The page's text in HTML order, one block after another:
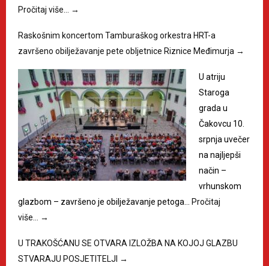
Pročitaj više… →
Raskošnim koncertom Tamburaškog orkestra HRT-a
završeno obilježavanje pete obljetnice Riznice Međimurja →
U atriju
Staroga
grada u
Čakovcu 10.
srpnja uvečer
na najljepši
način –
vrhunskom
glazbom – završeno je obilježavanje petoga… Pročitaj
više… →
U TRAKOŠĆANU SE OTVARA IZLOŽBA NA KOJOJ GLAZBU
STVARAJU POSJETITELJI →